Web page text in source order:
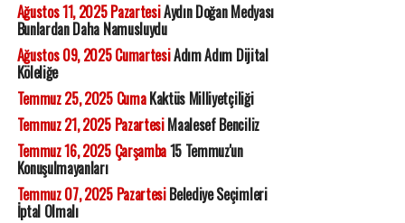
Ağustos 11, 2025 PazartesiAydın Doğan Medyası
Bunlardan Daha Namusluydu
Ağustos 09, 2025 CumartesiAdım Adım Dijital
Köleliğe
Temmuz 25, 2025 CumaKaktüs Milliyetçiliği
Temmuz 21, 2025 PazartesiMaalesef Benciliz
Temmuz 16, 2025 Çarşamba15 Temmuz'un
Konuşulmayanları
Temmuz 07, 2025 PazartesiBelediye Seçimleri
İptal Olmalı